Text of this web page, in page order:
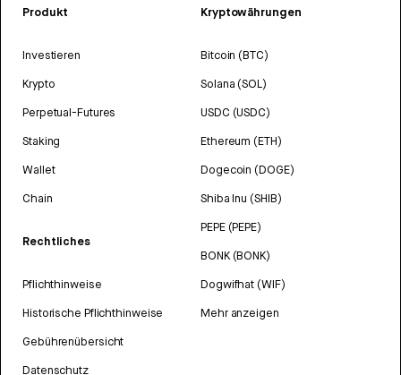
Produkt
Investieren
Krypto
Perpetual-Futures
Staking
Wallet
Chain
Rechtliches
Pflichthinweise
Historische Pflichthinweise
Gebührenübersicht
Datenschutz
Kryptowährungen
Bitcoin (BTC)
Solana (SOL)
USDC (USDC)
Ethereum (ETH)
Dogecoin (DOGE)
Shiba Inu (SHIB)
PEPE (PEPE)
BONK (BONK)
Dogwifhat (WIF)
Mehr anzeigen